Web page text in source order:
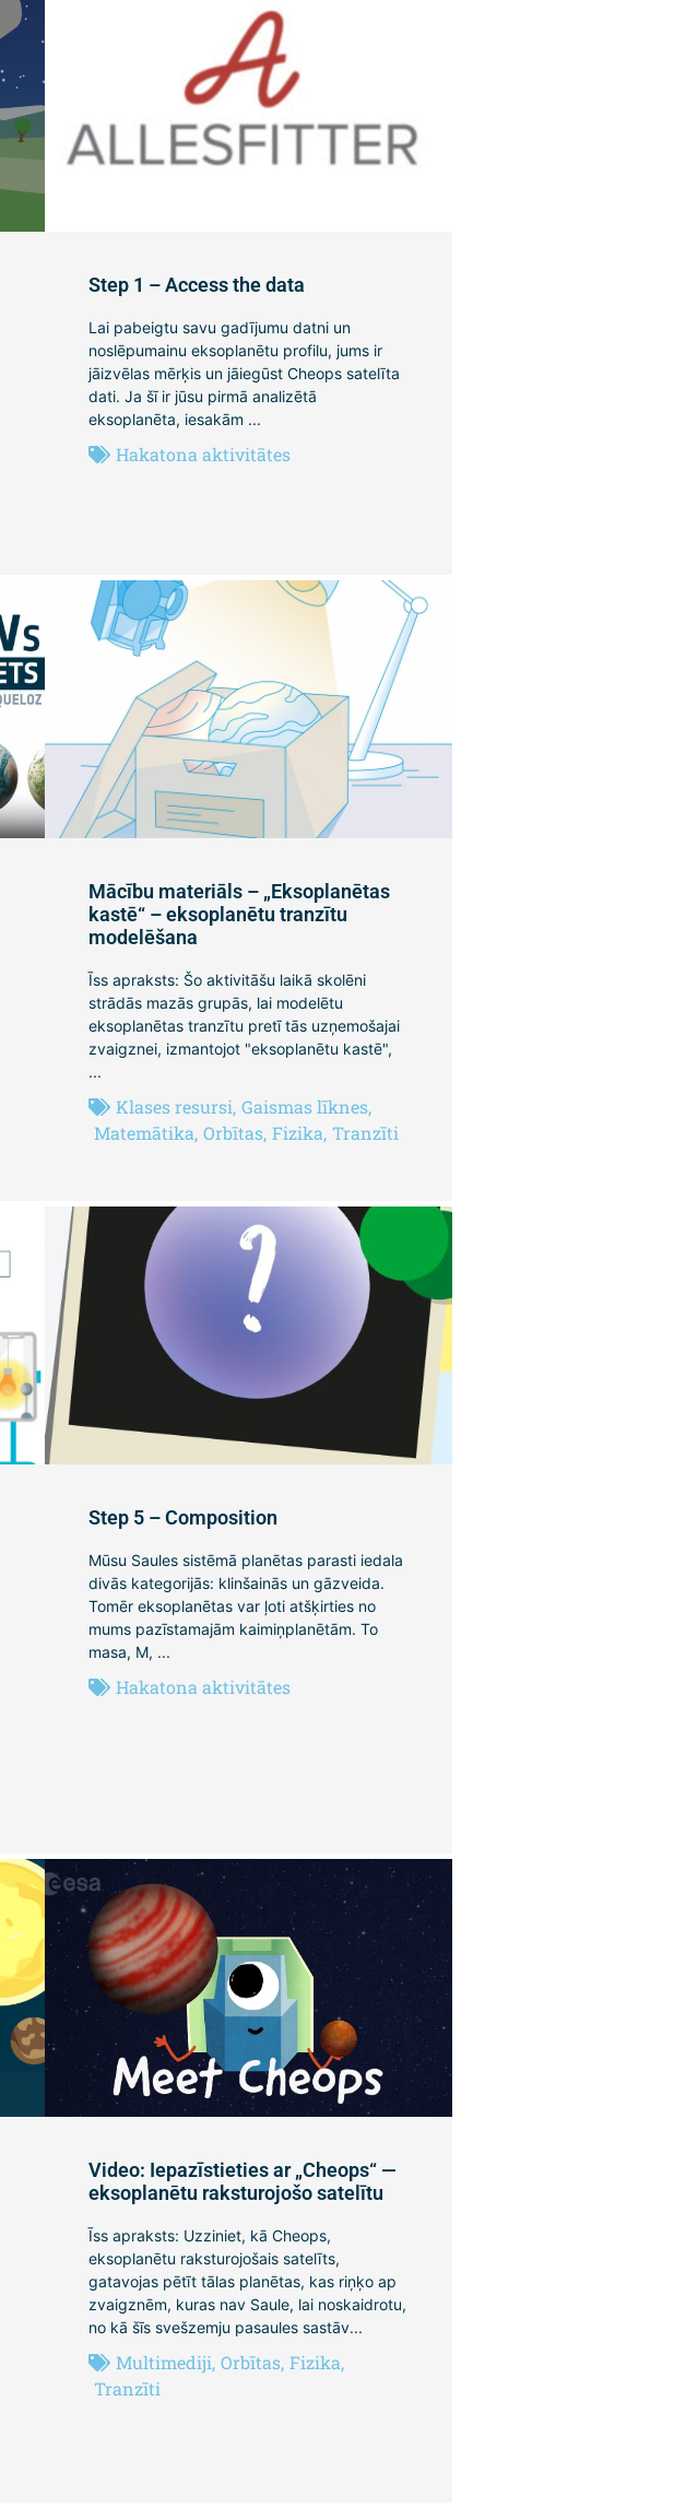
Step 1 – Access the data
Lai pabeigtu savu gadījumu datni un
noslēpumainu eksoplanētu profilu, jums ir
jāizvēlas mērķis un jāiegūst Cheops satelīta
dati. Ja šī ir jūsu pirmā analizētā
eksoplanēta, iesakām ...
Hakatona aktivitātes
Mācību materiāls – „Eksoplanētas
kastē“ – eksoplanētu tranzītu
modelēšana
Īss apraksts: Šo aktivitāšu laikā skolēni
strādās mazās grupās, lai modelētu
eksoplanētas tranzītu pretī tās uzņemošajai
zvaigznei, izmantojot "eksoplanētu kastē",
...
Klases resursi, Gaismas līknes,
Matemātika, Orbītas, Fizika, Tranzīti
Step 5 – Composition
Mūsu Saules sistēmā planētas parasti iedala
divās kategorijās: klinšainās un gāzveida.
Tomēr eksoplanētas var ļoti atšķirties no
mums pazīstamajām kaimiņplanētām. To
masa, M, ...
Hakatona aktivitātes
Video: Iepazīstieties ar „Cheops“ —
eksoplanētu raksturojošo satelītu
Īss apraksts: Uzziniet, kā Cheops,
eksoplanētu raksturojošais satelīts,
gatavojas pētīt tālas planētas, kas riņķo ap
zvaigznēm, kuras nav Saule, lai noskaidrotu,
no kā šīs svešzemju pasaules sastāv...
Multimediji, Orbītas, Fizika,
Tranzīti